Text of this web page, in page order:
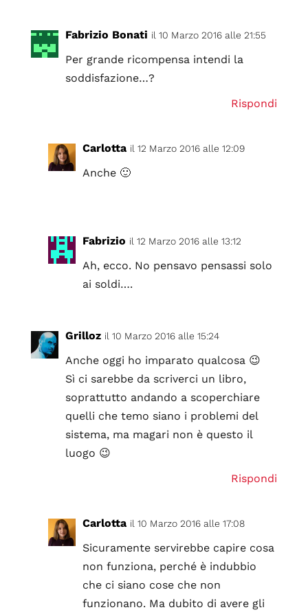
Fabrizio Bonati il 10 Marzo 2016 alle 21:55
Per grande ricompensa intendi la
soddisfazione…?
Rispondi
Carlotta il 12 Marzo 2016 alle 12:09
Anche 🙂
Fabrizio il 12 Marzo 2016 alle 13:12
Ah, ecco. No pensavo pensassi solo
ai soldi….
Grilloz il 10 Marzo 2016 alle 15:24
Anche oggi ho imparato qualcosa 😉
Sì ci sarebbe da scriverci un libro,
soprattutto andando a scoperchiare
quelli che temo siano i problemi del
sistema, ma magari non è questo il
luogo 😉
Rispondi
Carlotta il 10 Marzo 2016 alle 17:08
Sicuramente servirebbe capire cosa
non funziona, perché è indubbio
che ci siano cose che non
funzionano. Ma dubito di avere gli